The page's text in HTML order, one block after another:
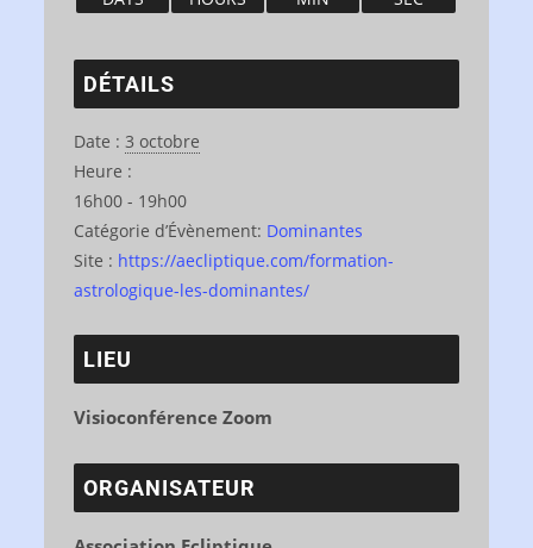
DÉTAILS
Date : 3 octobre
Heure :
16h00 - 19h00
Catégorie d’Évènement: Dominantes
Site : https://aecliptique.com/formation-
astrologique-les-dominantes/
LIEU
Visioconférence Zoom
ORGANISATEUR